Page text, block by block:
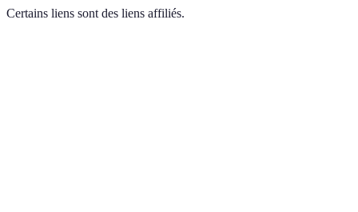
Certains liens sont des liens affiliés.